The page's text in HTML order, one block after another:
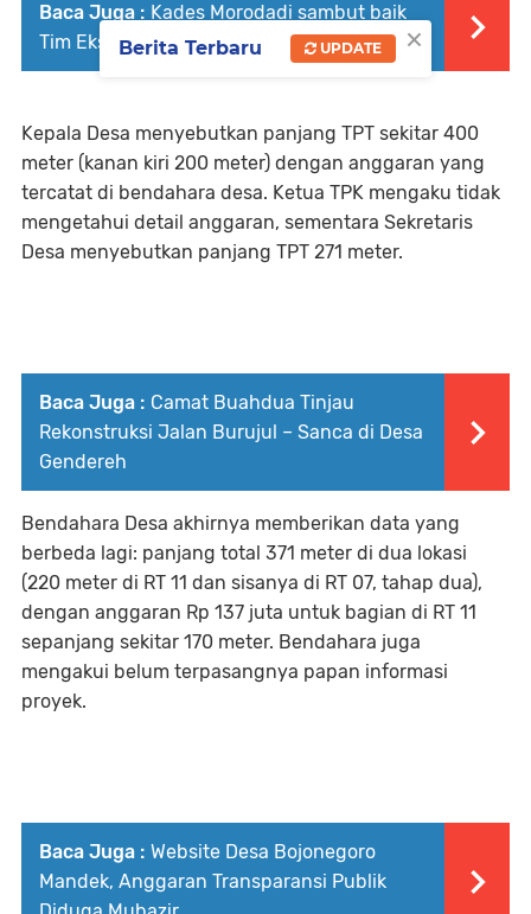
Baca Juga : Kades Morodadi sambut baik
Tim Ekspedisi Patriot Mahasiswa UI dan IPB
Kepala Desa menyebutkan panjang TPT sekitar 400
meter (kanan kiri 200 meter) dengan anggaran yang
tercatat di bendahara desa. Ketua TPK mengaku tidak
mengetahui detail anggaran, sementara Sekretaris
Desa menyebutkan panjang TPT 271 meter.
Baca Juga : Camat Buahdua Tinjau
Rekonstruksi Jalan Burujul – Sanca di Desa
Gendereh
Bendahara Desa akhirnya memberikan data yang
berbeda lagi: panjang total 371 meter di dua lokasi
(220 meter di RT 11 dan sisanya di RT 07, tahap dua),
dengan anggaran Rp 137 juta untuk bagian di RT 11
sepanjang sekitar 170 meter. Bendahara juga
mengakui belum terpasangnya papan informasi
proyek.
Baca Juga : Website Desa Bojonegoro
Mandek, Anggaran Transparansi Publik
×
Berita Terbaru UPDATE